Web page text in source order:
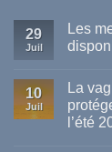
29
Juil
Les
sur
meilleures
marques
10
Juil
La
l’été